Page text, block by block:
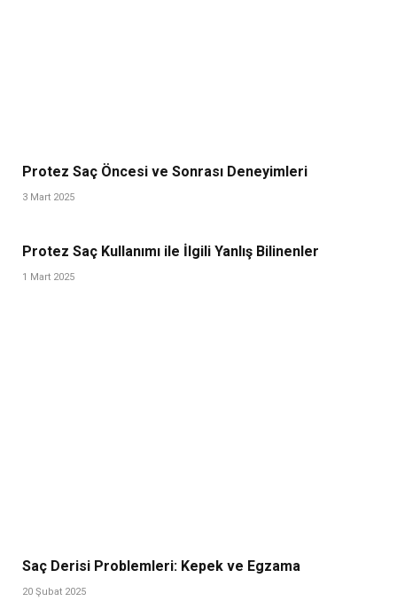
Protez Saç Öncesi ve Sonrası Deneyimleri
3 Mart 2025
Protez Saç Kullanımı ile İlgili Yanlış Bilinenler
1 Mart 2025
Saç Derisi Problemleri: Kepek ve Egzama
20 Şubat 2025